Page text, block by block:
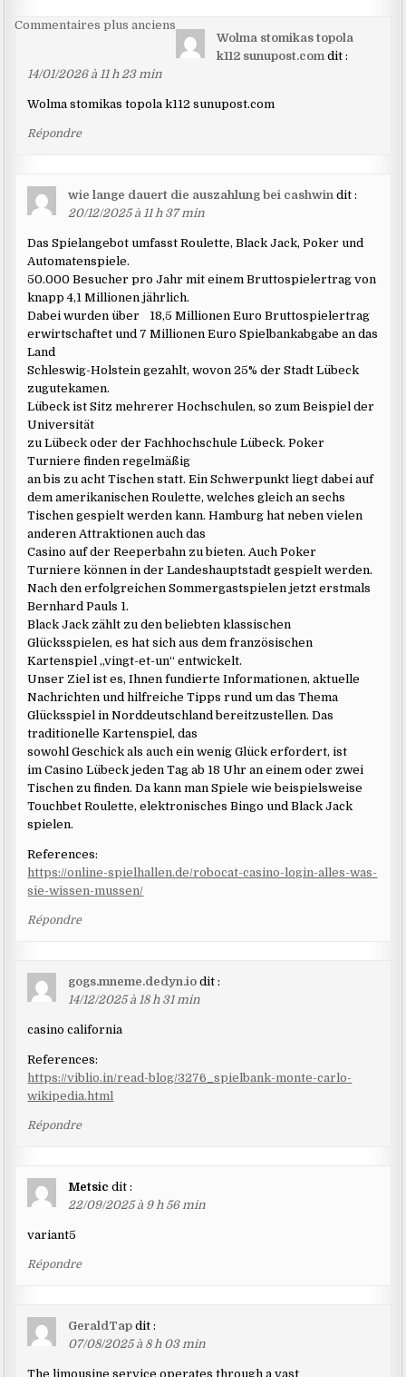
Navigation
les
commentaires
Commentaires plus anciens
Wolma stomikas topola
k112 sunupost.com dit :
14/01/2026 à 11 h 23 min
Wolma stomikas topola k112 sunupost.com
Répondre
wie lange dauert die auszahlung bei cashwin dit :
20/12/2025 à 11 h 37 min
Das Spielangebot umfasst Roulette, Black Jack, Poker und
Automatenspiele.
50.000 Besucher pro Jahr mit einem Bruttospielertrag von
knapp 4,1 Millionen jährlich.
Dabei wurden über 18,5 Millionen Euro Bruttospielertrag
erwirtschaftet und 7 Millionen Euro Spielbankabgabe an das
Land
Schleswig-Holstein gezahlt, wovon 25% der Stadt Lübeck
zugutekamen.
Lübeck ist Sitz mehrerer Hochschulen, so zum Beispiel der
Universität
zu Lübeck oder der Fachhochschule Lübeck. Poker
Turniere finden regelmäßig
an bis zu acht Tischen statt. Ein Schwerpunkt liegt dabei auf
dem amerikanischen Roulette, welches gleich an sechs
Tischen gespielt werden kann. Hamburg hat neben vielen
anderen Attraktionen auch das
Casino auf der Reeperbahn zu bieten. Auch Poker
Turniere können in der Landeshauptstadt gespielt werden.
Nach den erfolgreichen Sommergastspielen jetzt erstmals
Bernhard Pauls 1.
Black Jack zählt zu den beliebten klassischen
Glücksspielen, es hat sich aus dem französischen
Kartenspiel „vingt-et-un“ entwickelt.
Unser Ziel ist es, Ihnen fundierte Informationen, aktuelle
Nachrichten und hilfreiche Tipps rund um das Thema
Glücksspiel in Norddeutschland bereitzustellen. Das
traditionelle Kartenspiel, das
sowohl Geschick als auch ein wenig Glück erfordert, ist
im Casino Lübeck jeden Tag ab 18 Uhr an einem oder zwei
Tischen zu finden. Da kann man Spiele wie beispielsweise
Touchbet Roulette, elektronisches Bingo und Black Jack
spielen.
References:
https://online-spielhallen.de/robocat-casino-login-alles-was-
sie-wissen-mussen/
Répondre
gogs.mneme.dedyn.io dit :
14/12/2025 à 18 h 31 min
casino california
References:
https://viblio.in/read-blog/3276_spielbank-monte-carlo-
wikipedia.html
Répondre
Metsic dit :
22/09/2025 à 9 h 56 min
variant5
Répondre
GeraldTap dit :
07/08/2025 à 8 h 03 min
The limousine service operates through a vast